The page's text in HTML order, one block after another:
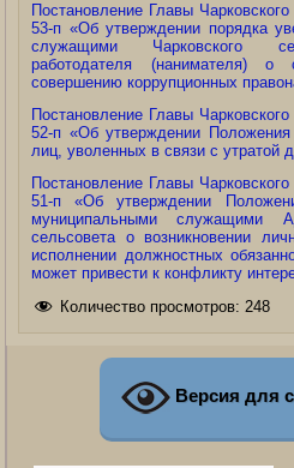
Постановление Главы
53-п «Об утверждении порядка
служащими Чарковского
работодателя (нанимателя)
совершению коррупционных
Постановление Главы
52-п «Об утверждении
лиц, уволенных в связи с утратой
Постановление Главы
51-п «Об утверждении
муниципальными служащими
сельсовета о возникновении
исполнении должностных
может привести к конфликту
Количество просмотров: 248
Версия для